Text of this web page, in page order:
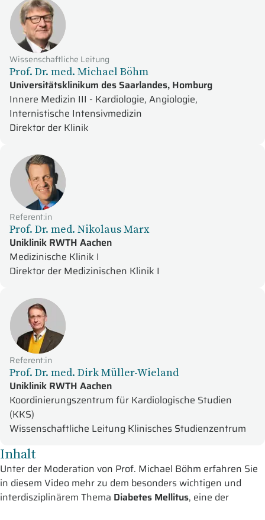
Wissenschaftliche Leitung
Prof. Dr. med. Michael Böhm
Universitätsklinikum des Saarlandes, Homburg
Innere Medizin III - Kardiologie, Angiologie,
Internistische Intensivmedizin
Direktor der Klinik
Referent:in
Prof. Dr. med. Nikolaus Marx
Uniklinik RWTH Aachen
Medizinische Klinik I
Direktor der Medizinischen Klinik I
Referent:in
Prof. Dr. med. Dirk Müller-Wieland
Uniklinik RWTH Aachen
Koordinierungszentrum für Kardiologische Studien
(KKS)
Wissenschaftliche Leitung Klinisches Studienzentrum
Inhalt
Unter der Moderation von Prof. Michael Böhm erfahren Sie
in diesem Video mehr zu dem besonders wichtigen und
interdisziplinärem Thema Diabetes Mellitus, eine der